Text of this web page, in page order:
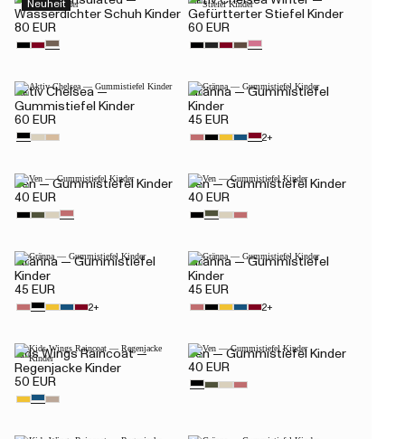
Neuheit
Wasserdichter Schuh Kinder
80 EUR
Gefürtterter Stiefel Kinder
60 EUR
Aktiv Chelsea —
Gummistiefel Kinder
60 EUR
Gränna — Gummistiefel
Kinder
45 EUR
2+
Ven — Gummistiefel Kinder
40 EUR
Ven — Gummistiefel Kinder
40 EUR
Gränna — Gummistiefel
Kinder
45 EUR
2+
Gränna — Gummistiefel
Kinder
45 EUR
2+
Kids Wings Raincoat —
Regenjacke Kinder
50 EUR
Ven — Gummistiefel Kinder
40 EUR